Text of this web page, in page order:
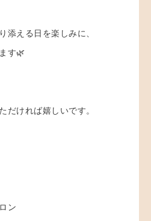
添える日を楽しみに、
す🌿
だければ嬉しいです。
ン